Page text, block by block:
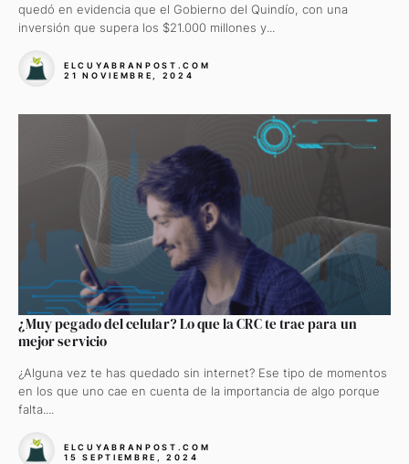
quedó en evidencia que el Gobierno del Quindío, con una
inversión que supera los $21.000 millones y...
ELCUYABRANPOST.COM
21 NOVIEMBRE, 2024
¿Muy pegado del celular? Lo que la CRC te trae para un
mejor servicio
¿Alguna vez te has quedado sin internet? Ese tipo de momentos
en los que uno cae en cuenta de la importancia de algo porque
falta....
ELCUYABRANPOST.COM
15 SEPTIEMBRE, 2024